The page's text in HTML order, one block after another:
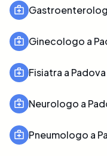
Ginecologo a
Fisiatra a Padova
Neurologo a
Pneumologo a